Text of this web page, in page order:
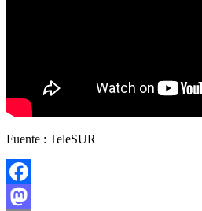
Fuente : TeleSUR
Facebook